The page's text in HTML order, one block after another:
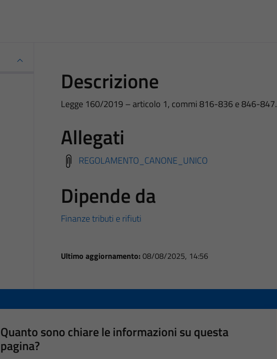
Descrizione
Legge 160/2019 – articolo 1, commi 816-836 e 846-847.
Allegati
REGOLAMENTO_CANONE_UNICO
Dipende da
Finanze tributi e rifiuti
Ultimo aggiornamento: 08/08/2025, 14:56
Quanto sono chiare le informazioni su questa
pagina?